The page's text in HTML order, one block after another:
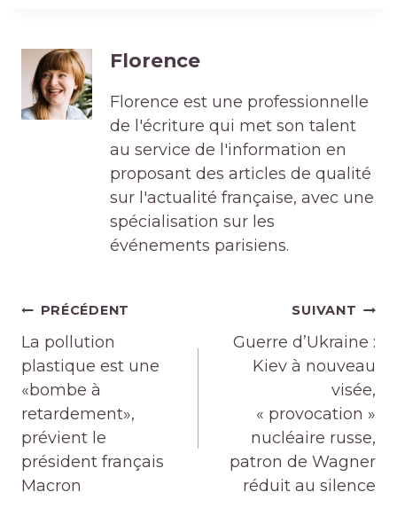
Florence
Florence est une professionnelle
de l'écriture qui met son talent
au service de l'information en
proposant des articles de qualité
sur l'actualité française, avec une
spécialisation sur les
événements parisiens.
Navigation
de
l’article
PRÉCÉDENT
La pollution
plastique est une
«bombe à
retardement»,
prévient le
président français
Macron
SUIVANT
Guerre d’Ukraine :
Kiev à nouveau
visée,
« provocation »
nucléaire russe,
patron de Wagner
réduit au silence